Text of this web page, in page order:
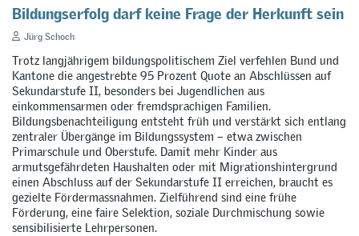
Bildungserfolg darf keine Frage der Herkunft sein
Jürg Schoch
Trotz langjährigem bildungspolitischem Ziel verfehlen Bund und
Kantone die angestrebte 95 Prozent Quote an Abschlüssen auf
Sekundarstufe II, besonders bei Jugendlichen aus
einkommensarmen oder fremdsprachigen Familien.
Bildungsbenachteiligung entsteht früh und verstärkt sich entlang
zentraler Übergänge im Bildungssystem – etwa zwischen
Primarschule und Oberstufe. Damit mehr Kinder aus
armutsgefährdeten Haushalten oder mit Migrationshintergrund
einen Abschluss auf der Sekundarstufe II erreichen, braucht es
gezielte Fördermassnahmen. Zielführend sind eine frühe
Förderung, eine faire Selektion, soziale Durchmischung sowie
sensibilisierte Lehrpersonen.